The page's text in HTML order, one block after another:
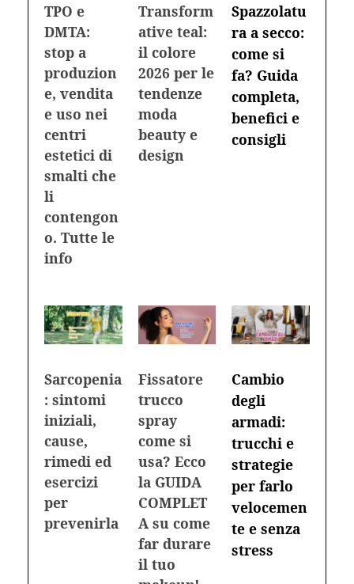
TPO e
DMTA:
stop a
produzion
e, vendita
e uso nei
centri
estetici di
smalti che
li
contengon
o. Tutte le
info
Transform
ative teal:
il colore
2026 per le
tendenze
moda
beauty e
design
Spazzolatu
ra a secco:
come si
fa? Guida
completa,
benefici e
consigli
Sarcopenia
: sintomi
iniziali,
cause,
rimedi ed
esercizi
per
prevenirla
Fissatore
trucco
spray
come si
usa? Ecco
la GUIDA
COMPLET
A su come
far durare
il tuo
Cambio
degli
armadi:
trucchi e
strategie
per farlo
velocemen
te e senza
stress